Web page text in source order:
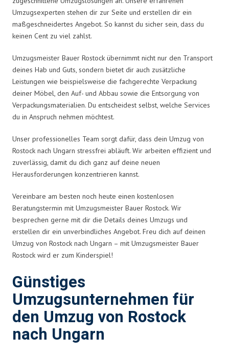
Umzugsexperten stehen dir zur Seite und erstellen dir ein
maßgeschneidertes Angebot. So kannst du sicher sein, dass du
keinen Cent zu viel zahlst.
Umzugsmeister Bauer Rostock übernimmt nicht nur den Transport
deines Hab und Guts, sondern bietet dir auch zusätzliche
Leistungen wie beispielsweise die fachgerechte Verpackung
deiner Möbel, den Auf- und Abbau sowie die Entsorgung von
Verpackungsmaterialien. Du entscheidest selbst, welche Services
du in Anspruch nehmen möchtest.
Unser professionelles Team sorgt dafür, dass dein Umzug von
Rostock nach Ungarn stressfrei abläuft. Wir arbeiten effizient und
zuverlässig, damit du dich ganz auf deine neuen
Herausforderungen konzentrieren kannst.
Vereinbare am besten noch heute einen kostenlosen
Beratungstermin mit Umzugsmeister Bauer Rostock. Wir
besprechen gerne mit dir die Details deines Umzugs und
erstellen dir ein unverbindliches Angebot. Freu dich auf deinen
Umzug von Rostock nach Ungarn – mit Umzugsmeister Bauer
Rostock wird er zum Kinderspiel!
Günstiges
Umzugsunternehmen für
den Umzug von Rostock
nach Ungarn